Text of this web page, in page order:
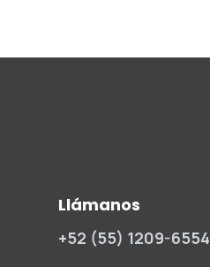
Llámanos
+52 (55) 1209-6554